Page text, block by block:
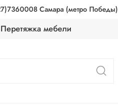
Самара (метро Победы)
Перетяжка мебели